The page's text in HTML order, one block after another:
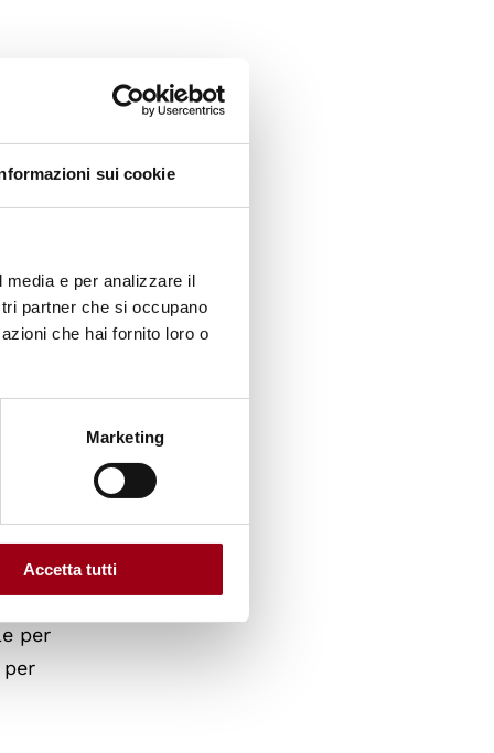
sui cookie
e per analizzare il
partner che si occupano
che hai fornito loro o
Marketing
Accetta tutti
le
per